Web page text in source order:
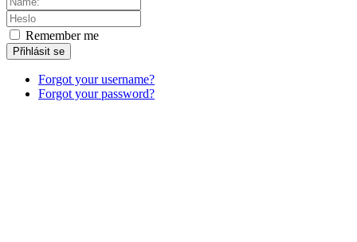
Remember me
Přihlásit se
Forgot your username?
Forgot your password?